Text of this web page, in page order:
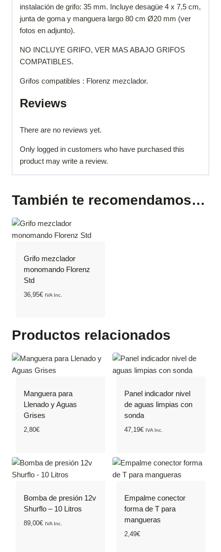
instalación de grifo: 35 mm. Incluye desagüe 4 x 7,5 cm,
junta de goma y manguera largo 80 cm Ø20 mm (ver
fotos en adjunto).
NO INCLUYE GRIFO, VER MAS ABAJO GRIFOS
COMPATIBLES.
Grifos compatibles : Florenz mezclador.
Reviews
There are no reviews yet.
Only logged in customers who have purchased this
product may write a review.
También te recomendamos…
Grifo mezclador
monomando Florenz
Std
36,95€ IVA Inc.
Productos relacionados
Manguera para
Llenado y Aguas
Grises
2,80€
Panel indicador nivel
de aguas limpias con
sonda
47,19€ IVA Inc.
Bomba de presión 12v
Shurflo – 10 Litros
89,00€ IVA Inc.
Empalme conector
forma de T para
mangueras
2,49€